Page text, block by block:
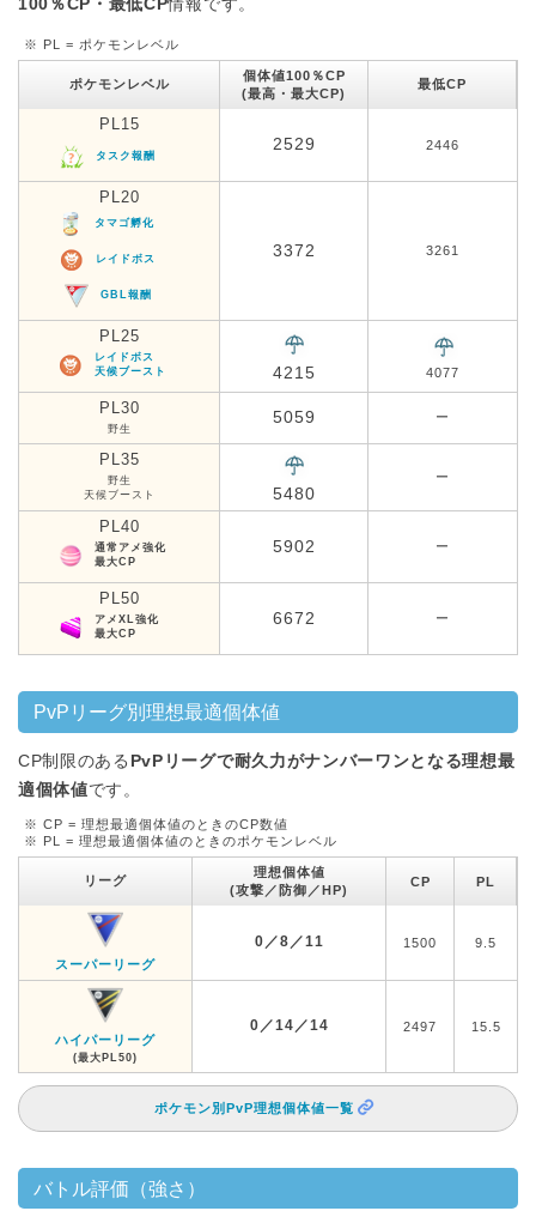
100％CP・最低CP情報です。
※ PL = ポケモンレベル
ポケモンレベル
個体値100％CP
(最高・最大CP)
最低CP
PL15
タスク報酬
2529 2446
PL20
タマゴ孵化
レイドボス
GBL報酬
3372 3261
PL25
レイドボス
天候ブースト
4215 4077
PL30
野生
5059 ー
PL35
野生
天候ブースト
5480
ー
PL40
通常アメ強化
最大CP
5902 ー
PL50
アメXL強化
最大CP
6672 ー
PvPリーグ別理想最適個体値
CP制限のある PvPリーグで耐久力がナンバーワンとなる理想最
適個体値です。
※ CP = 理想最適個体値のときのCP数値
※ PL = 理想最適個体値のときのポケモンレベル
リーグ
理想個体値
(攻撃／防御／HP)
CP PL
スーパーリーグ
0／8／11 1500 9.5
ハイパーリーグ
(最大PL50)
0／14／14 2497 15.5
ポケモン別PvP理想個体値一覧
バトル評価（強さ）